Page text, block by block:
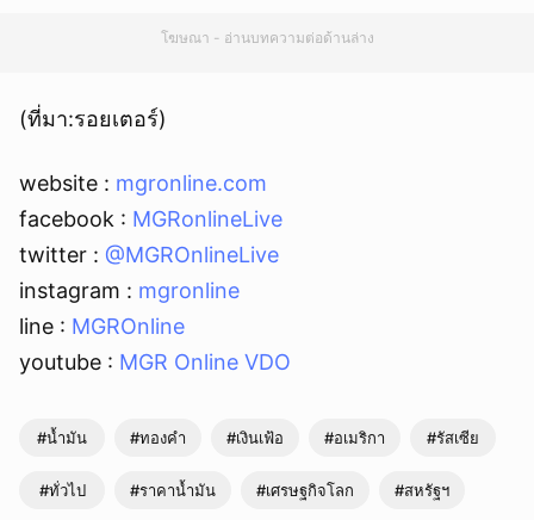
โฆษณา - อ่านบทความต่อด้านล่าง
(ที่มา:รอยเตอร์)
website : mgronline.com
facebook : MGRonlineLive
twitter : @MGROnlineLive
instagram : mgronline
line : MGROnline
youtube : MGR Online VDO
#น้ำมัน #ทองคำ #เงินเฟ้อ #อเมริกา #รัสเซีย
#ทั่วไป #ราคาน้ำมัน #เศรษฐกิจโลก #สหรัฐฯ